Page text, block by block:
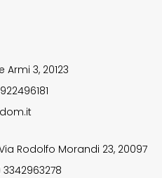
Armi 3, 20123
Rodolfo Morandi 23, 20097